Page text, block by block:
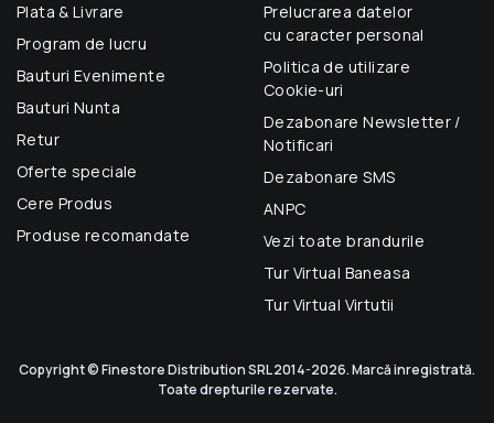
Plata & Livrare
Program de lucru
Bauturi Evenimente
Bauturi Nunta
Retur
Oferte speciale
Cere Produs
Produse recomandate
Prelucrarea datelor
cu caracter personal
Politica de utilizare
Cookie-uri
Dezabonare Newsletter /
Notificari
Dezabonare SMS
ANPC
Vezi toate brandurile
Tur Virtual Baneasa
Tur Virtual Virtutii
Copyright © Finestore Distribution SRL 2014-2026. Marcă inregistrată.
Toate drepturile rezervate.